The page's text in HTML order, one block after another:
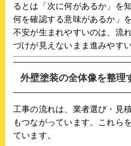
るとは「次に何があるか」を
何を確認する意味があるか」
不安が生まれやすいのは、流
づけが見えないまま進みやす
外壁塗装の全体像を整理
工事の流れは、業者選び・見
もつながっています。これら
ています。